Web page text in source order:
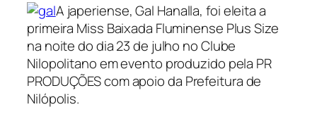
A japeriense, Gal Hanalla, foi eleita a
primeira Miss Baixada Fluminense Plus Size
na noite do dia 23 de julho no Clube
Nilopolitano em evento produzido pela PR
PRODUÇÕES com apoio da Prefeitura de
Nilópolis.